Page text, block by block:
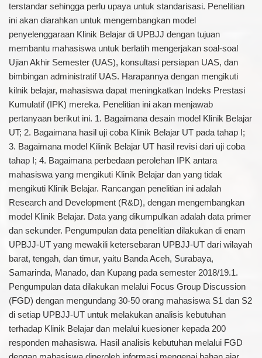
terstandar sehingga perlu upaya untuk standarisasi. Penelitian
ini akan diarahkan untuk mengembangkan model
penyelenggaraan Klinik Belajar di UPBJJ dengan tujuan
membantu mahasiswa untuk berlatih mengerjakan soal-soal
Ujian Akhir Semester (UAS), konsultasi persiapan UAS, dan
bimbingan administratif UAS. Harapannya dengan mengikuti
kilnik belajar, mahasiswa dapat meningkatkan Indeks Prestasi
Kumulatif (IPK) mereka. Penelitian ini akan menjawab
pertanyaan berikut ini. 1. Bagaimana desain model Klinik Belajar
UT; 2. Bagaimana hasil uji coba Klinik Belajar UT pada tahap I;
3. Bagaimana model Kilinik Belajar UT hasil revisi dari uji coba
tahap I; 4. Bagaimana perbedaan perolehan IPK antara
mahasiswa yang mengikuti Klinik Belajar dan yang tidak
mengikuti Klinik Belajar. Rancangan penelitian ini adalah
Research and Development (R&D), dengan mengembangkan
model Klinik Belajar. Data yang dikumpulkan adalah data primer
dan sekunder. Pengumpulan data penelitian dilakukan di enam
UPBJJ-UT yang mewakili ketersebaran UPBJJ-UT dari wilayah
barat, tengah, dan timur, yaitu Banda Aceh, Surabaya,
Samarinda, Manado, dan Kupang pada semester 2018/19.1.
Pengumpulan data dilakukan melalui Focus Group Discussion
(FGD) dengan mengundang 30-50 orang mahasiswa S1 dan S2
di setiap UPBJJ-UT untuk melakukan analisis kebutuhan
terhadap Klinik Belajar dan melalui kuesioner kepada 200
responden mahasiswa. Hasil analisis kebutuhan melalui FGD